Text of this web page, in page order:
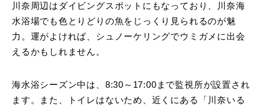
川奈周辺はダイビングスポットにもなっており、川奈海
水浴場でも色とりどりの魚をじっくり見られるのが魅
力。運がよければ、シュノーケリングでウミガメに出会
えるかもしれません。
海水浴シーズン中は、8:30～17:00まで監視所が設置され
ます。また、トイレはないため、近くにある「川奈いる